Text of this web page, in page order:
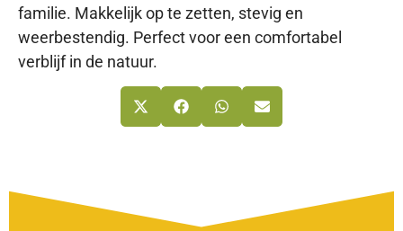
familie. Makkelijk op te zetten, stevig en
weerbestendig. Perfect voor een comfortabel
verblijf in de natuur.